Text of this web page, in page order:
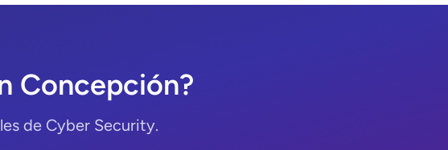
Concepción?
de Cyber Security.